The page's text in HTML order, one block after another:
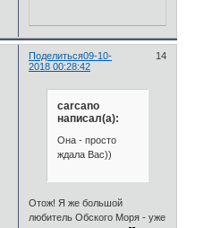
Поделиться 14
09-10-
2018 00:28:42
carcano
написал(а):
Она - просто
ждала Вас))
Отож! Я же большой
любитель Обского Моря - уже